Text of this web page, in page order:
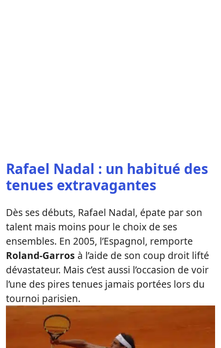
Rafael Nadal : un habitué des
tenues extravagantes
Dès ses débuts, Rafael Nadal, épate par son
talent mais moins pour le choix de ses
ensembles. En 2005, l’Espagnol, remporte
Roland-Garros à l’aide de son coup droit lifté
dévastateur. Mais c’est aussi l’occasion de voir
l’une des pires tenues jamais portées lors du
tournoi parisien.